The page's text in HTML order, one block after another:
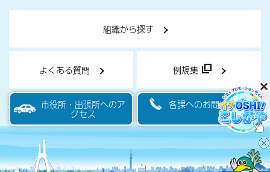
組織から探す
よくある質問 例規集
市役所・出張所へのア
クセス
各課へのお問い合わせ